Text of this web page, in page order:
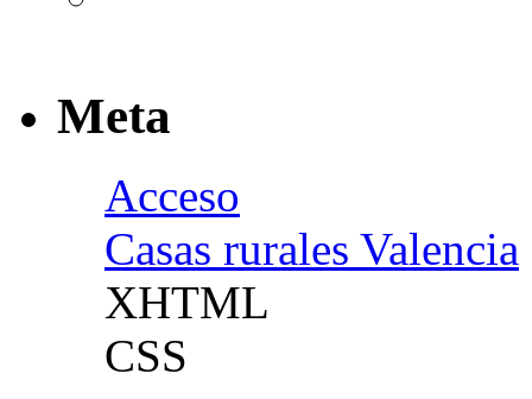
Meta
Acceso
Casas rurales Valencia
XHTML
CSS